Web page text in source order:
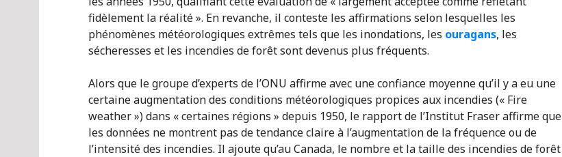
fidèlement la réalité ». En revanche, il conteste les affirmations selon lesquelles les
phénomènes météorologiques extrêmes tels que les inondations, les ouragans, les
sécheresses et les incendies de forêt sont devenus plus fréquents.
Alors que le groupe d’experts de l’ONU affirme avec une confiance moyenne qu’il y a eu une
certaine augmentation des conditions météorologiques propices aux incendies (« Fire
weather ») dans « certaines régions » depuis 1950, le rapport de l’Institut Fraser affirme que
les données ne montrent pas de tendance claire à l’augmentation de la fréquence ou de
l’intensité des incendies. Il ajoute qu’au Canada, le nombre et la taille des incendies de forêt